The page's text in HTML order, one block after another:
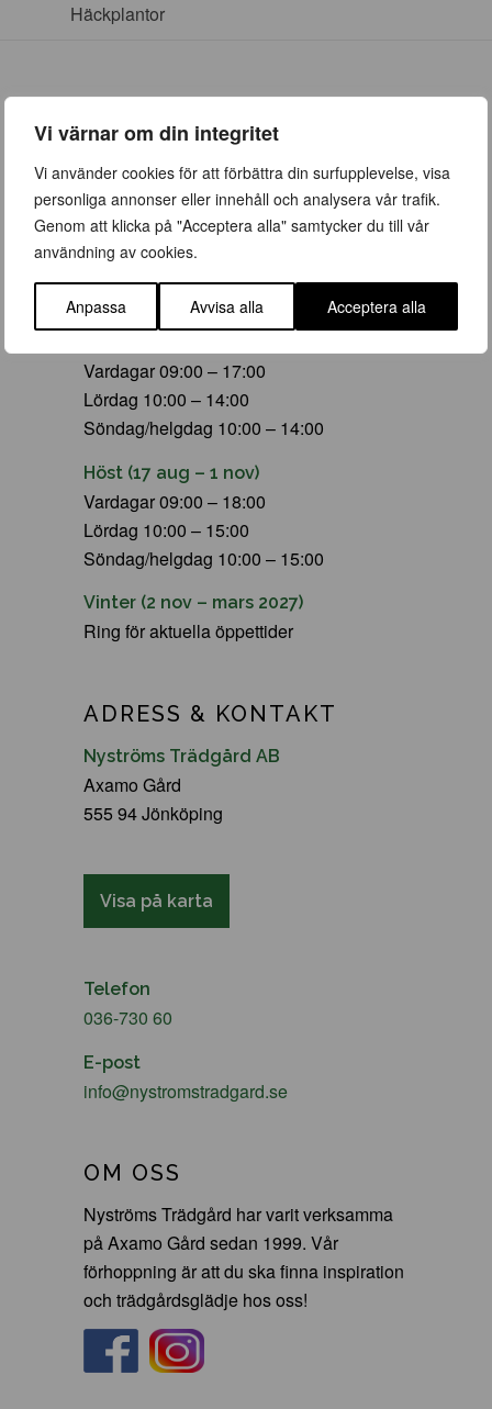
Vi värnar om din integritet
Vi använder cookies för att förbättra din surfupplevelse, visa
personliga annonser eller innehåll och analysera vår trafik.
Genom att klicka på "Acceptera alla" samtycker du till vår
användning av cookies.
Anpassa Avvisa alla Acceptera alla
Häckplantor
ÖPPETTIDER
Vår (23 mars – 28 juni)
Vardagar 09:00 – 19:00
Lördag 10:00 – 16:00
Söndag/helgdag 10:00 – 16:00
Vardagar 09:00 – 17:00
Lördag 10:00 – 14:00
Söndag/helgdag 10:00 – 14:00
Höst (17 aug – 1 nov)
Vardagar 09:00 – 18:00
Lördag 10:00 – 15:00
Söndag/helgdag 10:00 – 15:00
Vinter (2 nov – mars 2027)
Ring för aktuella öppettider
ADRESS & KONTAKT
Nyströms Trädgård AB
Axamo Gård
555 94 Jönköping
Visa på karta
Telefon
036-730 60
E-post
info@nystromstradgard.se
OM OSS
Nyströms Trädgård har varit verksamma
på Axamo Gård sedan 1999. Vår
förhoppning är att du ska finna inspiration
och trädgårdsglädje hos oss!